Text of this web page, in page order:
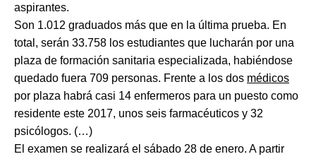
aspirantes.
Son 1.012 graduados más que en la última prueba. En
total, serán 33.758 los estudiantes que lucharán por una
plaza de formación sanitaria especializada, habiéndose
quedado fuera 709 personas. Frente a los dos médicos
por plaza habrá casi 14 enfermeros para un puesto como
residente este 2017, unos seis farmacéuticos y 32
psicólogos. (…)
El examen se realizará el sábado 28 de enero. A partir